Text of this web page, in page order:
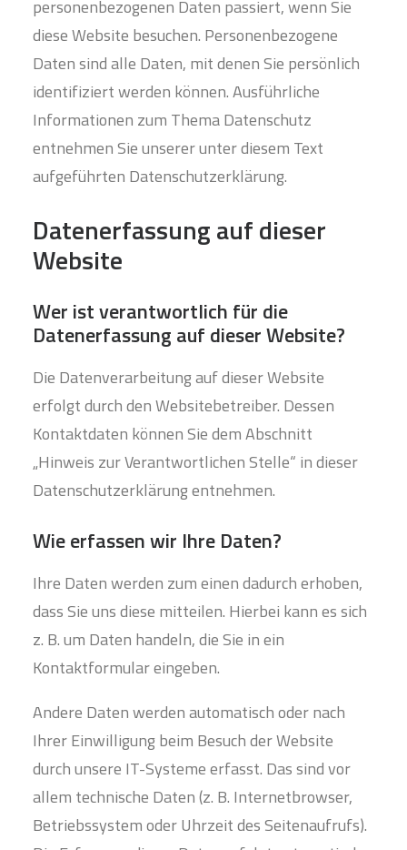
personenbezogenen Daten passiert, wenn Sie
diese Website besuchen. Personenbezogene
Daten sind alle Daten, mit denen Sie persönlich
identifiziert werden können. Ausführliche
Informationen zum Thema Datenschutz
entnehmen Sie unserer unter diesem Text
aufgeführten Datenschutzerklärung.
Datenerfassung auf dieser
Website
Wer ist verantwortlich für die
Datenerfassung auf dieser Website?
Die Datenverarbeitung auf dieser Website
erfolgt durch den Websitebetreiber. Dessen
Kontaktdaten können Sie dem Abschnitt
„Hinweis zur Verantwortlichen Stelle“ in dieser
Datenschutzerklärung entnehmen.
Wie erfassen wir Ihre Daten?
Ihre Daten werden zum einen dadurch erhoben,
dass Sie uns diese mitteilen. Hierbei kann es sich
z. B. um Daten handeln, die Sie in ein
Kontaktformular eingeben.
Andere Daten werden automatisch oder nach
Ihrer Einwilligung beim Besuch der Website
durch unsere IT-Systeme erfasst. Das sind vor
allem technische Daten (z. B. Internetbrowser,
Betriebssystem oder Uhrzeit des Seitenaufrufs).